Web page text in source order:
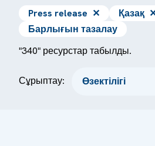
Press release ✕ Қазақ
Барлығын тазалау
"340" ресурстар табылды.
Сұрыптау: